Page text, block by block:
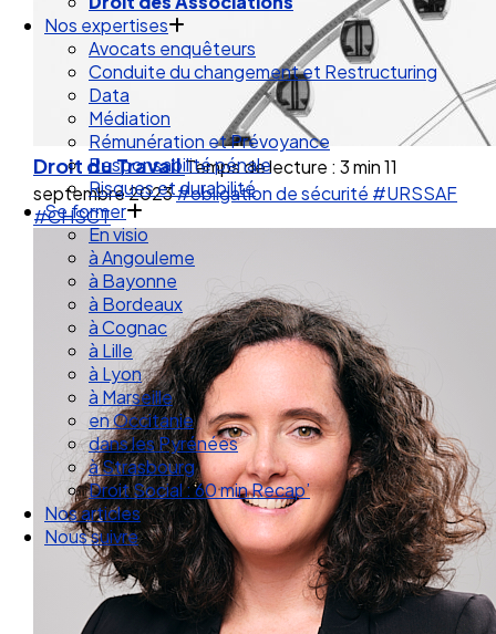
Droit des Associations
Nos expertises
Avocats enquêteurs
Conduite du changement et Restructuring
Data
Médiation
Rémunération et Prévoyance
Responsabilité pénale
Risques et durabilité
Se former
En visio
à Angouleme
à Bayonne
à Bordeaux
à Cognac
à Lille
à Lyon
à Marseille
en Occitanie
dans les Pyrénées
à Strasbourg
Droit Social : 60 min Recap’
Nos articles
Nous suivre
Droit du TravailTemps de lecture : 3 min11
septembre 2023#obligation de sécurité #URSSAF
#CHSCT